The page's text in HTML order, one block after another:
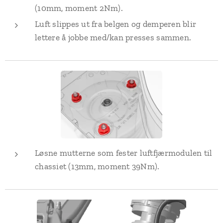
(10mm, moment 2Nm).
Luft slippes ut fra belgen og demperen blir
lettere å jobbe med/kan presses sammen.
Løsne mutterne som fester luftfjærmodulen til
chassiet (13mm, moment 39Nm).